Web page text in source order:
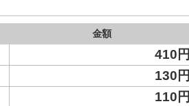
金額
410円
130円
110円